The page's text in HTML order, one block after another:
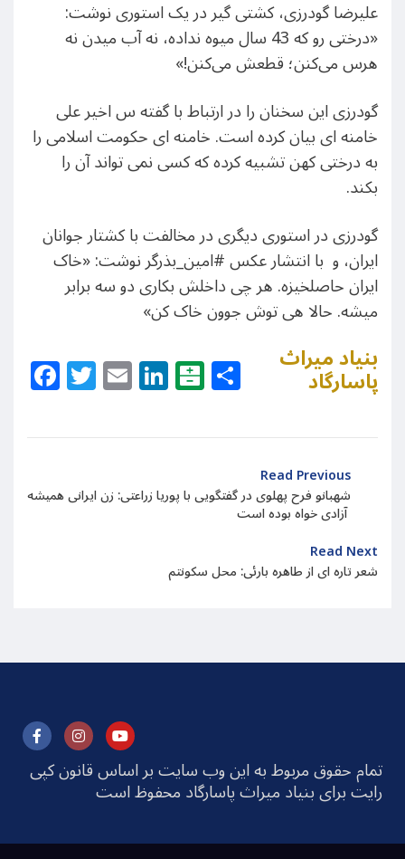
علیرضا گودرزی، کشتی گیر در یک استوری نوشت:
«درختی رو که 43 سال میوه نداده، نه آب میدن نه
هرس می‌کنن؛ قطعش می‌کنن!»
گودرزی این سخنان را در ارتباط با گفته س اخیر علی
خامنه ای بیان کرده است. خامنه ای حکومت اسلامی را
به درختی کهن تشبیه کرده که کسی نمی تواند آن را
بکند.
گودرزی در استوری دیگری در مخالفت با کشتار جوانان
ایران، و با انتشار عکس #امین_بذرگر نوشت: «خاک
ایران حاصلخیزه. هر چی داخلش بکاری دو سه برابر
میشه. حالا هی توش جوون خاک کن»
Facebook
Twitter
EmailLinkedIn
Balatarin
Share
بنیاد میراث
پاسارگاد
Read Previous
شهبانو فرح پهلوی در گفتگویی با پوریا زراعتی: زن ایرانی همیشه
آزادی خواه بوده است
Read Next
شعر تاره ای از طاهره بارئی: محل سکونتم
تمام حقوق مربوط به این وب سایت بر اساس قانون کپی
رایت برای بنیاد میراث پاسارگاد محفوظ است